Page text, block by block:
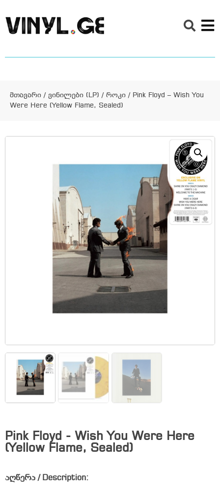
მთავარი / ვინილები (LP) / როკი / Pink Floyd – Wish You
Were Here (Yellow Flame, Sealed)
Pink Floyd - Wish You Were Here
(Yellow Flame, Sealed)
აღწერა / Description: